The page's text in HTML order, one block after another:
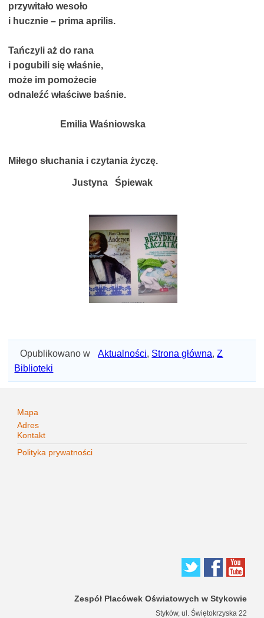
przywitało wesoło
i hucznie – prima aprilis.
Tańczyli aż do rana
i pogubili się właśnie,
może im pomożecie
odnaleźć właściwe baśnie.
Emilia Waśniowska
Miłego słuchania i czytania życzę.
Justyna Śpiewak
Opublikowano w Aktualności, Strona główna,Z
Biblioteki
Mapa
Adres
Kontakt
Polityka prywatności
Zespół Placówek Oświatowych w Stykowie
Styków, ul. Świętokrzyska 22